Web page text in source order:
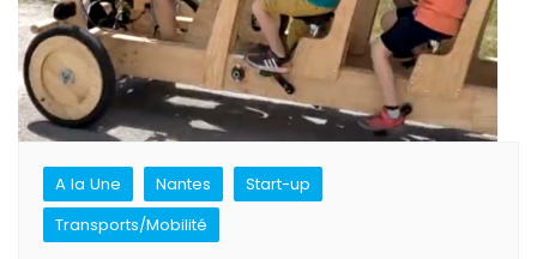
A la Une Nantes
Start-up
Transports/Mobilité